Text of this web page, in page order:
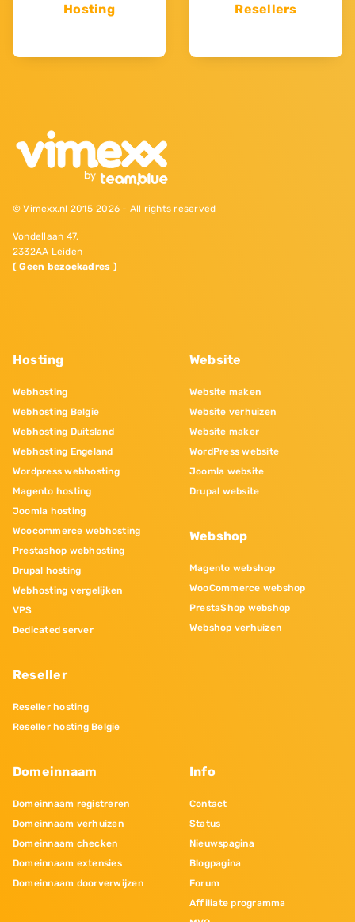
Hosting Resellers
© Vimexx.nl 2015‐2026 - All rights reserved
Vondellaan 47,
2332AA Leiden
( Geen bezoekadres )
Hosting
Webhosting
Webhosting Belgie
Webhosting Duitsland
Webhosting Engeland
Wordpress webhosting
Magento hosting
Joomla hosting
Woocommerce webhosting
Prestashop webhosting
Drupal hosting
Webhosting vergelijken
VPS
Dedicated server
Reseller
Reseller hosting
Reseller hosting Belgie
Website
Website maken
Website verhuizen
Website maker
WordPress website
Joomla website
Drupal website
Webshop
Magento webshop
WooCommerce webshop
PrestaShop webshop
Webshop verhuizen
Domeinnaam
Domeinnaam registreren
Domeinnaam verhuizen
Domeinnaam checken
Domeinnaam extensies
Domeinnaam doorverwijzen
Info
Contact
Status
Nieuwspagina
Blogpagina
Forum
Affiliate programma